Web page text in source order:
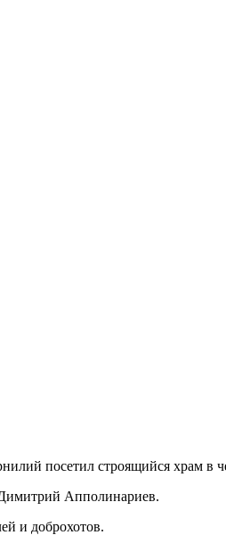
посетил строящийся храм в
Апполинариев.
и доброхотов.